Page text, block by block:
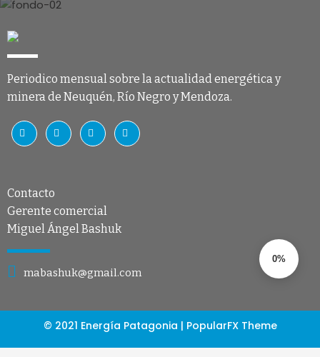
Periodico mensual sobre la actualidad energética y
minera de Neuquén, Río Negro y Mendoza.
Contacto
Gerente comercial
Miguel Ángel Bashuk
mabashuk@gmail.com
© 2021 Energía Patagonia | PopularFX Theme
0%